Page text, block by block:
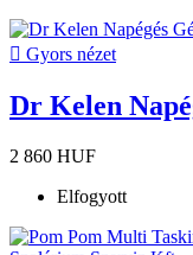
 Gyors nézet
Dr Kelen
2 860 HUF
Elfogyott